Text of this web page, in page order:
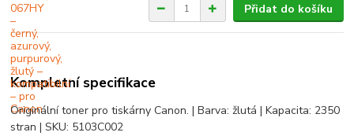
Přidat do košíku
Kompletní specifikace
Originální toner pro tiskárny Canon. | Barva: žlutá | Kapacita: 2350
stran | SKU: 5103C002